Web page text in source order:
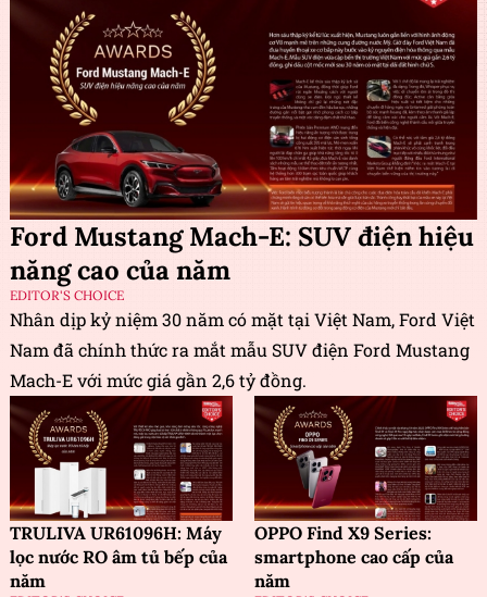
Ford Mustang Mach-E: SUV điện hiệu
năng cao của năm
EDITOR'S CHOICE
Nhân dịp kỷ niệm 30 năm có mặt tại Việt Nam, Ford Việt
Nam đã chính thức ra mắt mẫu SUV điện Ford Mustang
Mach-E với mức giá gần 2,6 tỷ đồng.
TRULIVA UR61096H: Máy
lọc nước RO âm tủ bếp của
năm
OPPO Find X9 Series:
smartphone cao cấp của
năm